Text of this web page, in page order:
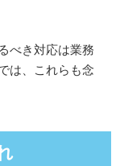
べき対応は業務
は、これらも念